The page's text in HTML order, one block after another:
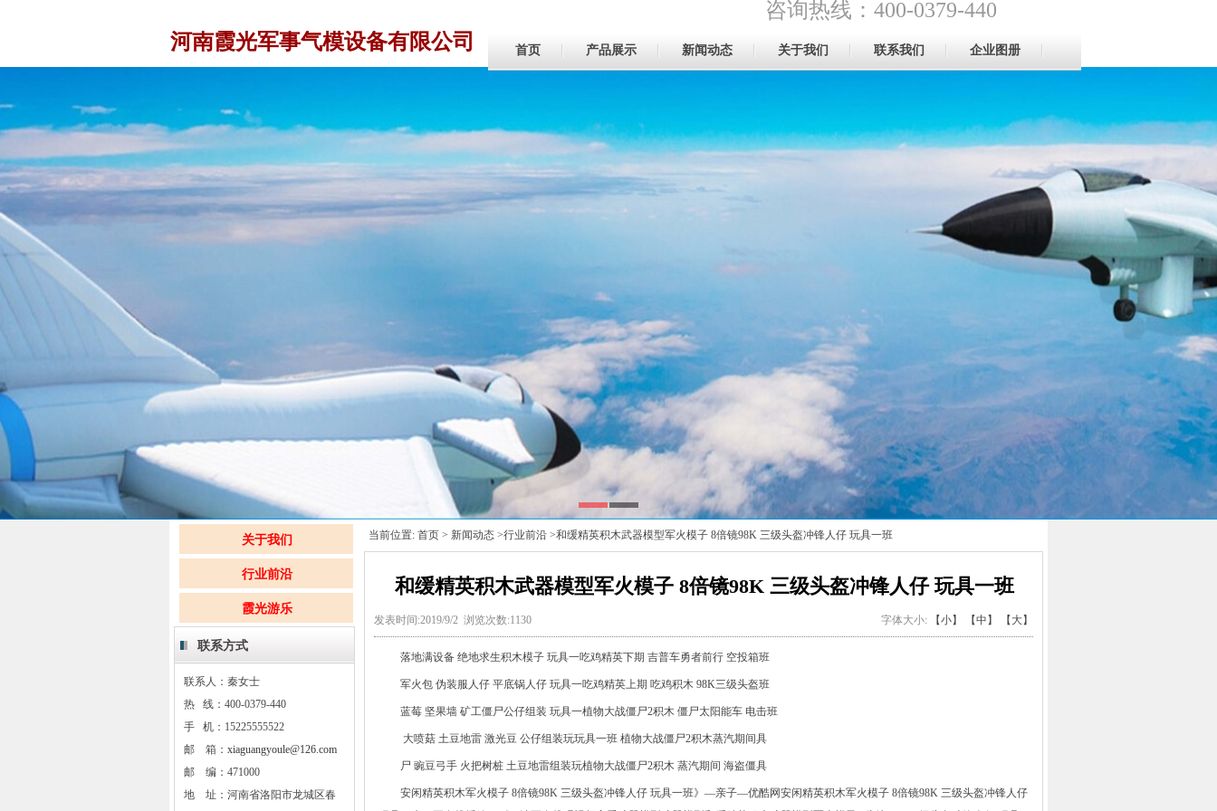
河南霞光军事气模设备有限公司 首页 产品展示 新闻动态 关于我们 联系我们 企业图册
咨询热线：400-0379-440
关于我们
行业前沿
霞光游乐
联系方式
联系人：秦女士
热 线：400-0379-440
手 机：15225555522
邮 箱： xiaguangyoule@126.com
邮 编：471000
地 址：河南省洛阳市龙城区春
当前位置: 首页 > 新闻动态 >行业前沿 >和缓精英积木武器模型军火模子 8倍镜98K 三级头盔冲锋人仔 玩具一班
和缓精英积木武器模型军火模子 8倍镜98K 三级头盔冲锋人仔 玩具一班
发表时间:2019/9/2 浏览次数:1130 字体大小: 【小】 【中】 【大】
落地满设备 绝地求生积木模子 玩具一吃鸡精英下期 吉普车勇者前行 空投箱班
军火包 伪装服人仔 平底锅人仔 玩具一吃鸡精英上期 吃鸡积木 98K三级头盔班
蓝莓 坚果墙 矿工僵尸公仔组装 玩具一植物大战僵尸2积木 僵尸太阳能车 电击班
大喷菇 土豆地雷 激光豆 公仔组装玩玩具一班 植物大战僵尸2积木蒸汽期间具
尸 豌豆弓手 火把树桩 土豆地雷组装玩植物大战僵尸2积木 蒸汽期间 海盗僵具
安闲精英积木军火模子 8倍镜98K 三级头盔冲锋人仔 玩具一班》—亲子—优酷网安闲精英积木军火模子 8倍镜98K 三级头盔冲锋人仔